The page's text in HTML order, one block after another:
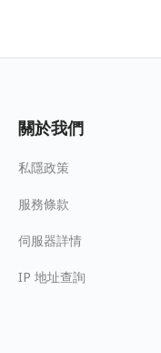
關於我們
私隱政策
服務條款
伺服器詳情
IP 地址查詢